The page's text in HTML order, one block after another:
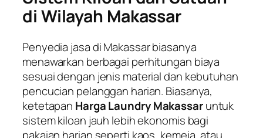
di Wilayah Makassar
Penyedia jasa di Makassar biasanya
menawarkan berbagai perhitungan biaya
sesuai dengan jenis material dan kebutuhan
pencucian pelanggan harian. Biasanya,
ketetapan Harga Laundry Makassaruntuk
sistem kiloan jauh lebih ekonomis bagi